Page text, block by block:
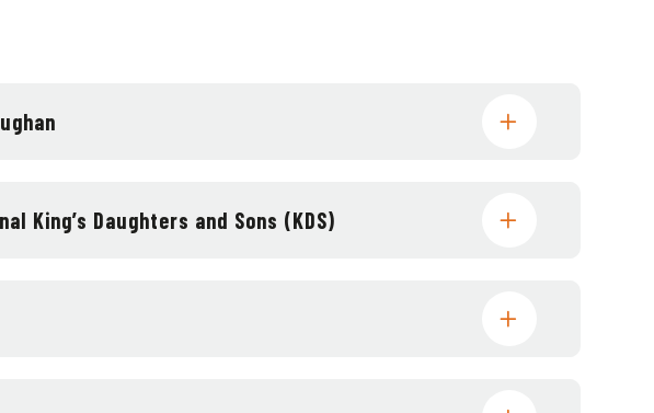
King’s Daughters and Sons (KDS)